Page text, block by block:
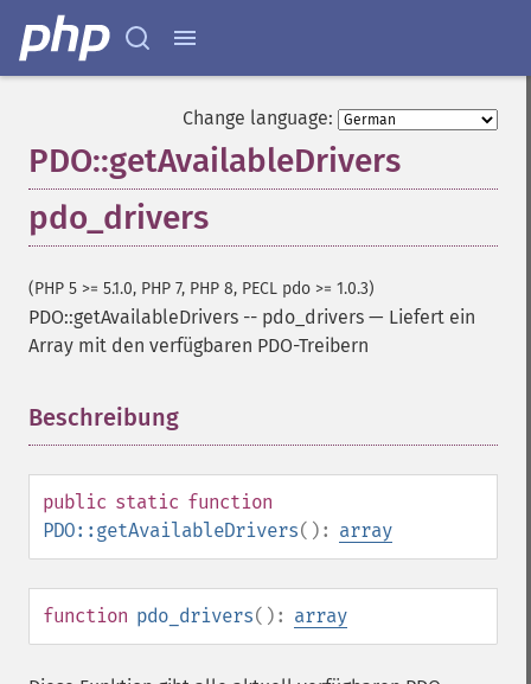
Change language:
PDO::getAvailableDrivers
pdo_drivers
(PHP 5 >= 5.1.0, PHP 7, PHP 8, PECL pdo >= 1.0.3)
PDO::getAvailableDrivers -- pdo_drivers — Liefert ein
Array mit den verfügbaren PDO-Treibern
Beschreibung
public static function
PDO::getAvailableDrivers(): array
function pdo_drivers(): array